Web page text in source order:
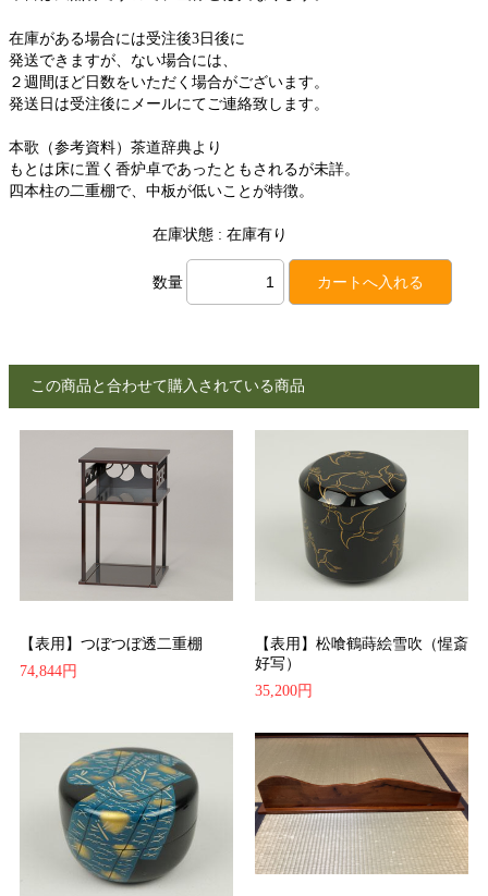
在庫がある場合には受注後3日後に
発送できますが、ない場合には、
２週間ほど日数をいただく場合がございます。
発送日は受注後にメールにてご連絡致します。
本歌（参考資料）茶道辞典より
もとは床に置く香炉卓であったともされるが未詳。
四本柱の二重棚で、中板が低いことが特徴。
在庫状態 : 在庫有り
数量
この商品と合わせて購入されている商品
【表用】つぼつぼ透二重棚
74,844円
【表用】松喰鶴蒔絵雪吹（惺斎
好写）
35,200円